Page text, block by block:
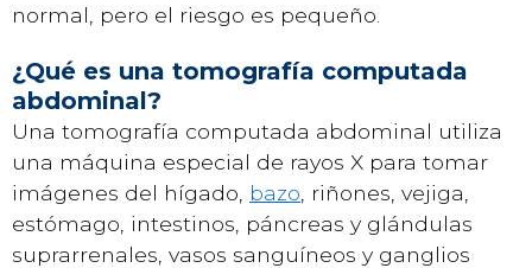
normal, pero el riesgo es pequeño.
¿Qué es una tomografía computada
abdominal?
Una tomografía computada abdominal utiliza
una máquina especial de rayos X para tomar
imágenes del hígado, bazo , riñones, vejiga,
estómago, intestinos, páncreas y glándulas
suprarrenales, vasos sanguíneos y ganglios